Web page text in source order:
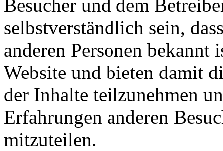
Besucher und dem
selbstverständlich sein,
anderen Personen
Website und bieten damit
der Inhalte teilzunehmen
Erfahrungen anderen
mitzuteilen.